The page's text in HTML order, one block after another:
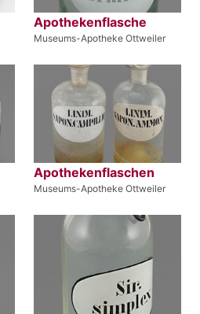
Apothekenflasche
Museums-Apotheke Ottweiler
Apothekenflaschen
Museums-Apotheke Ottweiler